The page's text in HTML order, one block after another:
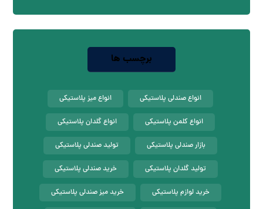
برچسب ها
انواع صندلی پلاستیکی انواع میز پلاستیکی
انواع کلمن پلاستیکی انواع گلدان پلاستیکی
بازار صندلی پلاستیکی تولید صندلی پلاستیکی
تولید گلدان پلاستیکی خرید صندلی پلاستیکی
خرید لوازم پلاستیکی خرید میز صندلی پلاستیکی